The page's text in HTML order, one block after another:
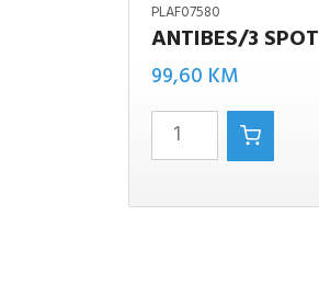
PLAF07580
ANTIBES/3 SPOT
99,60 KM
Antibes/3